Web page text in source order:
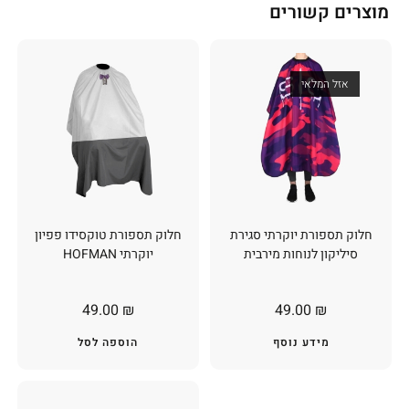
מוצרים קשורים
חלוק תספורת טוקסידו פפיון
יוקרתי HOFMAN
49.00 ₪
הוספה לסל
אזל המלאי
חלוק תספורת יוקרתי סגירת
סיליקון לנוחות מירבית
49.00 ₪
מידע נוסף